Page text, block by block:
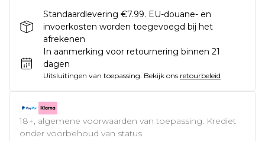
Standaardlevering €7.99. EU-douane- en
invoerkosten worden toegevoegd bij het
afrekenen
In aanmerking voor retournering binnen 21
dagen
Uitsluitingen van toepassing. Bekijk ons retourbeleid
18+, algemene voorwaarden van toepassing. Krediet
onder voorbehoud van status